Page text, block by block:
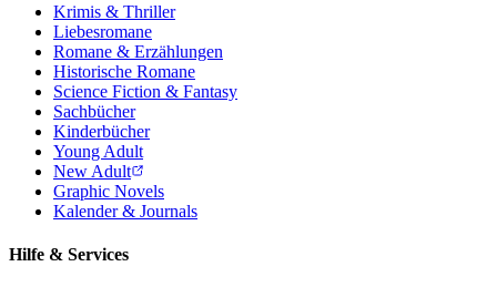
Krimis & Thriller
Liebesromane
Romane & Erzählungen
Historische Romane
Science Fiction & Fantasy
Sachbücher
Kinderbücher
Young Adult
New Adult
Graphic Novels
Kalender & Journals
Hilfe & Services